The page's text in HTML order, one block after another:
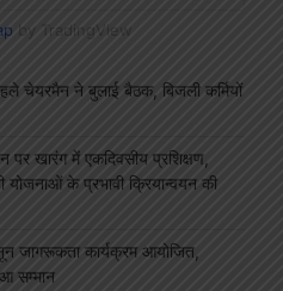
by TradingView
चेयरमैन ने बुलाई बैठक, बिजली कर्मियों
पर खारंग में एकदिवसीय प्रशिक्षण,
योजनाओं के प्रभावी क्रियान्वयन की
जागरूकता कार्यक्रम आयोजित,
सम्मान